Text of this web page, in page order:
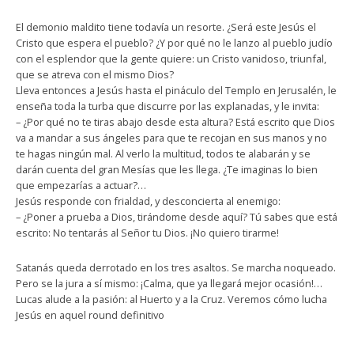
El demonio maldito tiene todavía un resorte. ¿Será este Jesús el
Cristo que espera el pueblo? ¿Y por qué no le lanzo al pueblo judío
con el esplendor que la gente quiere: un Cristo vanidoso, triunfal,
que se atreva con el mismo Dios?
Lleva entonces a Jesús hasta el pináculo del Templo en Jerusalén, le
enseña toda la turba que discurre por las explanadas, y le invita:
– ¿Por qué no te tiras abajo desde esta altura? Está escrito que Dios
va a mandar a sus ángeles para que te recojan en sus manos y no
te hagas ningún mal. Al verlo la multitud, todos te alabarán y se
darán cuenta del gran Mesías que les llega. ¿Te imaginas lo bien
que empezarías a actuar?…
Jesús responde con frialdad, y desconcierta al enemigo:
– ¿Poner a prueba a Dios, tirándome desde aquí? Tú sabes que está
escrito: No tentarás al Señor tu Dios. ¡No quiero tirarme!
Satanás queda derrotado en los tres asaltos. Se marcha noqueado.
Pero se la jura a sí mismo: ¡Calma, que ya llegará mejor ocasión!…
Lucas alude a la pasión: al Huerto y a la Cruz. Veremos cómo lucha
Jesús en aquel round definitivo